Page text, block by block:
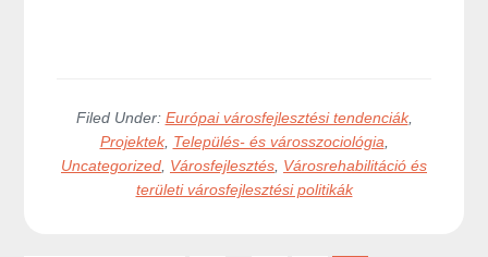
Filed Under: Európai városfejlesztési tendenciák,
Projektek, Település- és városszociológia
Uncategorized Városfejlesztés Városrehabilitáció és
területi városfejlesztési politikák